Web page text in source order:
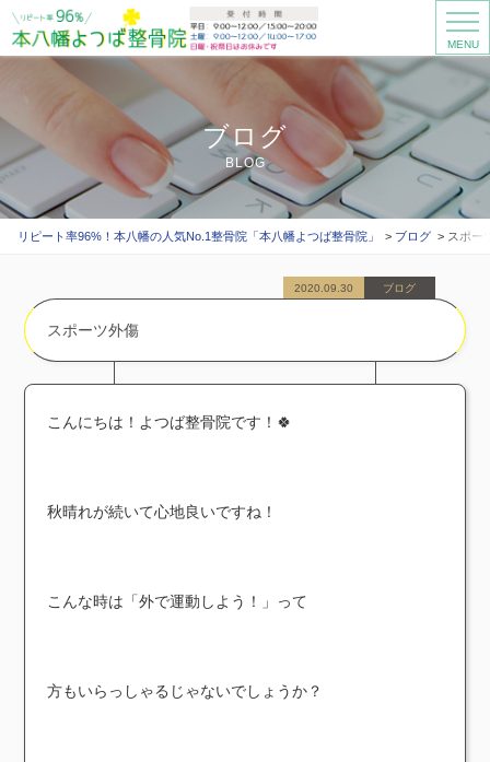
MENU
ブログ
BLOG
リピート率96%！本八幡の人気No.1整骨院「本八幡よつば整骨院」 ブログ スポー
スポーツ外傷
2020.09.30 ブログ
こんにちは！よつば整骨院です！🍀
秋晴れが続いて心地良いですね！
こんな時は「外で運動しよう！」って
方もいらっしゃるじゃないでしょうか？